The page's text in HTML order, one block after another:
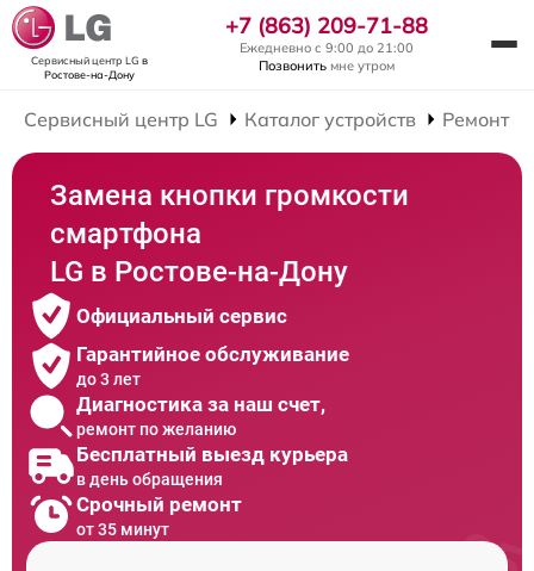
Сервисный центр LG в
Ростове-на-Дону
+7 (863) 209-71-88
Ежедневно с 9:00 до 21:00
Позвонить мне утром
Сервисный центр LG Каталог устройств Ремонт
Замена кнопки громкости
смартфона
LG в Ростове-на-Дону
Официальный сервис
Гарантийное обслуживание
до 3 лет
Диагностика за наш счет,
ремонт по желанию
Бесплатный выезд курьера
в день обращения
Срочный ремонт
от 35 минут